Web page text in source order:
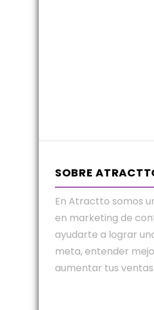
SOBRE
En Atractto somos
en marketing de
ayudarte a lograr
meta, entender
aumentar tus ventas.